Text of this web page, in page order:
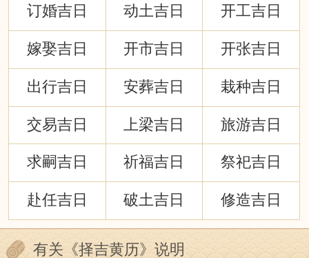
订婚吉日 动土吉日 开工吉日
嫁娶吉日 开市吉日 开张吉日
出行吉日 安葬吉日 栽种吉日
交易吉日 上梁吉日 旅游吉日
求嗣吉日 祈福吉日 祭祀吉日
赴任吉日 破土吉日 修造吉日
有关《择吉黄历》说明